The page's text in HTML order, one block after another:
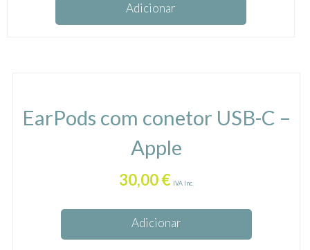
Adicionar
EarPods com conetor USB-C –
Apple
30,00€ IVA Inc.
Adicionar